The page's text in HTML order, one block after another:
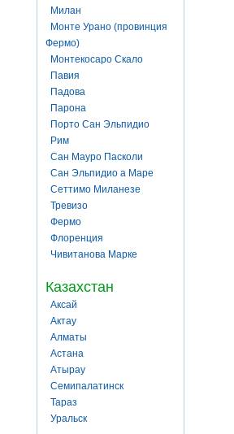
Милан
Монте Урано (провинция
Фермо)
Монтекосаро Скало
Павия
Падова
Парона
Порто Сан Эльпидио
Рим
Сан Мауро Пасколи
Сан Эльпидио а Маре
Сеттимо Миланезе
Тревизо
Фермо
Флоренция
Чивитанова Марке
Казахстан
Аксай
Актау
Алматы
Астана
Атырау
Семипалатинск
Тараз
Уральск